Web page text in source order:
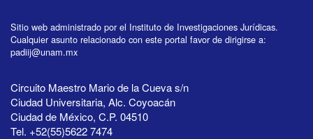
Sitio web administrado por el Instituto de Investigaciones Jurídicas.
Cualquier asunto relacionado con este portal favor de dirigirse a:
padiij@unam.mx
Circuito Maestro Mario de la Cueva s/n
Ciudad Universitaria, Alc. Coyoacán
Ciudad de México, C.P. 04510
Tel. +52(55)5622 7474